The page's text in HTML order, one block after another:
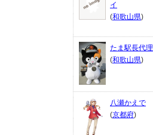
イ
(和歌山県)
たま駅長代理
(和歌山県)
八瀬かえで
(京都府)